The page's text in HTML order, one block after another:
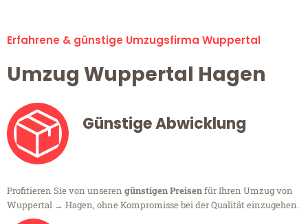
Erfahrene & günstige Umzugsfirma Wuppertal
Umzug Wuppertal Hagen
Günstige Abwicklung
Profitieren Sie von unseren günstigen Preisenfür Ihren Umzug von
Wuppertal → Hagen, ohne Kompromisse bei der Qualität einzugehen.